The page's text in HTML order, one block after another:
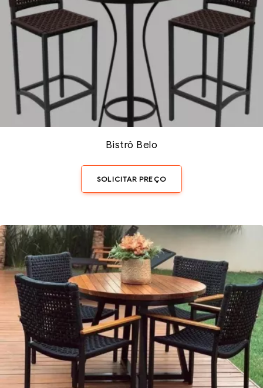
Bistrô Belo
SOLICITAR PREÇO